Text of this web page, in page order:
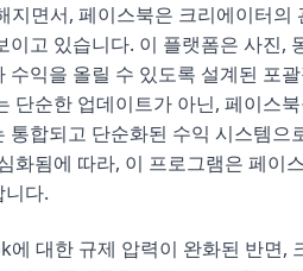
지면서, 페이스북은 크리에이터의
이고 있습니다. 이 플랫폼은 사진,
수익을 올릴 수 있도록 설계된 포
단순한 업데이트가 아닌, 페이스
통합되고 단순화된 수익 시스템으
화됨에 따라, 이 프로그램은 페이
다.
에 대한 규제 압력이 완화된 반면,